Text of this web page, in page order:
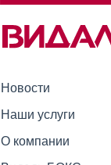
Новости
Наши услуги
О компании